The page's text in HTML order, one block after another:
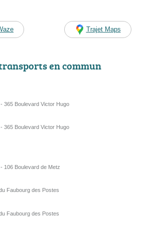
Trajet Maps
en commun
365 Boulevard Victor Hugo
365 Boulevard Victor Hugo
106 Boulevard de Metz
Faubourg des Postes
Faubourg des Postes